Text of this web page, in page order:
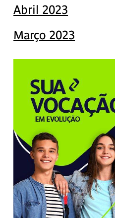
Abril 2023
Março 2023